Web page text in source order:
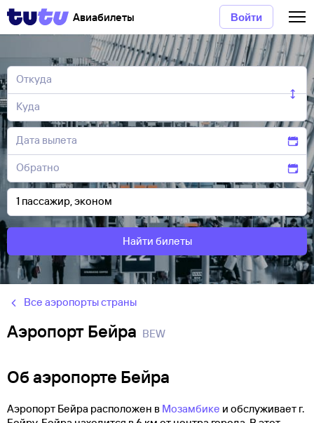
Авиабилеты Войти
Найти билеты
Все аэропорты страны
Аэропорт Бейра BEW
Об аэропорте Бейра
Аэропорт Бейра расположен в Мозамбике и обслуживает г.